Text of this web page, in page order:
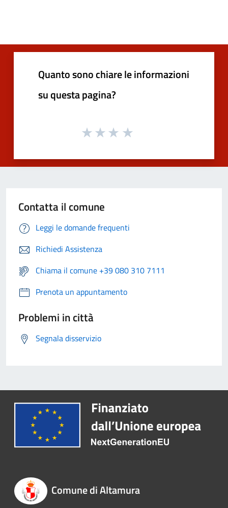
Quanto sono chiare le informazioni
su questa pagina?
Contatta il comune
Leggi le domande frequenti
Richiedi Assistenza
Chiama il comune +39 080 310 7111
Prenota un appuntamento
Problemi in città
Segnala disservizio
Comune di Altamura